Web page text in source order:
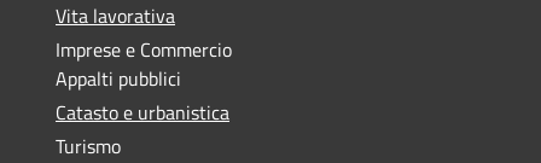
Vita lavorativa
Imprese e Commercio
Appalti pubblici
Catasto e urbanistica
Turismo